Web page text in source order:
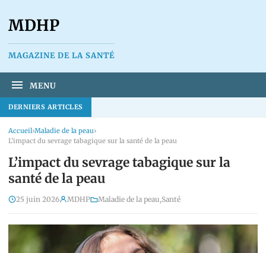
MDHP
MAGAZINE DE LA SANTÉ
MENU
DERNIERS ARTICLES
Accueil›Maladie de la peau›
L’impact du sevrage tabagique sur la santé de la peau
L’impact du sevrage tabagique sur la
santé de la peau
25 juin 2026 MDHP Maladie de la peau,Santé